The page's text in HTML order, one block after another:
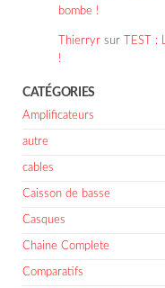
bombe !
Thierryr sur
TEST
!
CATÉGORIES
Amplificateurs
autre
cables
Caisson de basse
Casques
Chaine Complete
Comparatifs